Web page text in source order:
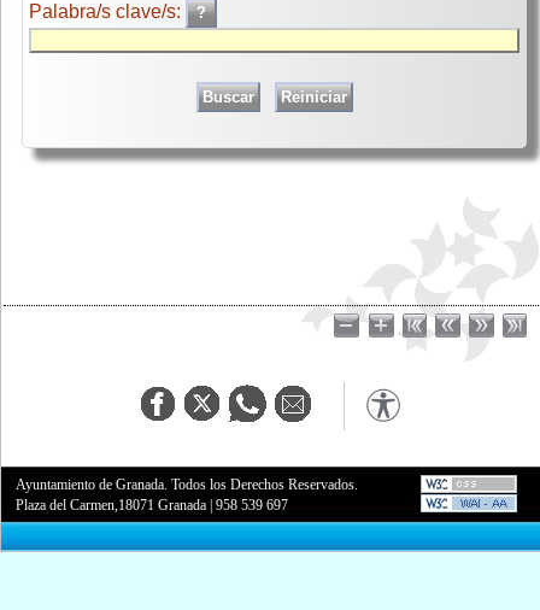
Palabra/s clave/s:
Ayuntamiento de Granada. Todos los Derechos Reservados.
Plaza del Carmen,18071 Granada |958 539 697